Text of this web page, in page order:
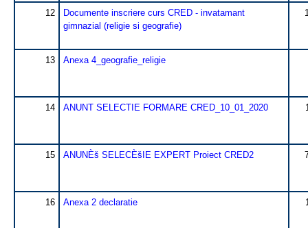
12
Documente inscriere curs CRED - invatamant
gimnazial (religie si geografie)
13 Anexa 4_geografie_religie
14 ANUNT SELECTIE FORMARE CRED_10_01_2020
15 ANUNÈš SELECÈšIE EXPERT Proiect CRED2
16 Anexa 2 declaratie